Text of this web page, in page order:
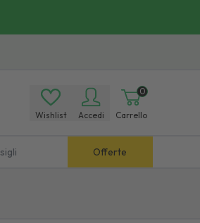
Wishlist Accedi
0
Carrello
Offerte